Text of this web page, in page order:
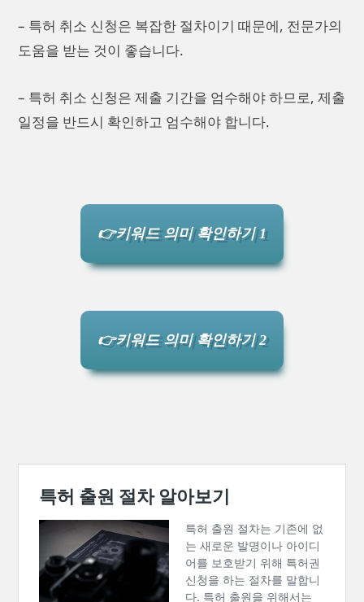
– 특허 취소 신청은 복잡한 절차이기 때문에, 전문가의
도움을 받는 것이 좋습니다.
– 특허 취소 신청은 제출 기간을 엄수해야 하므로, 제출
일정을 반드시 확인하고 엄수해야 합니다.
👉키워드 의미 확인하기 1
👉키워드 의미 확인하기 2